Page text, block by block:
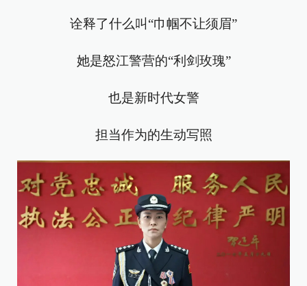
诠释了什么叫“巾帼不让须眉”
她是怒江警营的“利剑玫瑰”
也是新时代女警
担当作为的生动写照